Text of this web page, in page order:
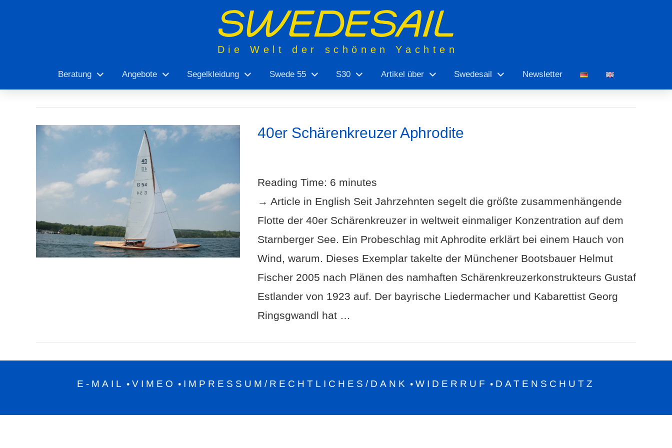
Die Welt der schönen Yachten
Beratung Angebote Segelkleidung Swede 55 S30 Artikel über Swedesail Newsletter
40er Schärenkreuzer Aphrodite
Reading Time: 6 minutes
→ Article in English Seit Jahrzehnten segelt die größte zusammenhängende
Flotte der 40er Schärenkreuzer in weltweit einmaliger Konzentration auf dem
Starnberger See. Ein Probeschlag mit Aphrodite erklärt bei einem Hauch von
Wind, warum. Dieses Exemplar takelte der Münchener Bootsbauer Helmut
Fischer 2005 nach Plänen des namhaften Schärenkreuzerkonstrukteurs Gustaf
Estlander von 1923 auf. Der bayrische Liedermacher und Kabarettist Georg
Ringsgwandl hat …
E-MAIL • VIMEO • IMPRESSUM/RECHTLICHES/DANK • WIDERRUF • DATENSCHUTZ